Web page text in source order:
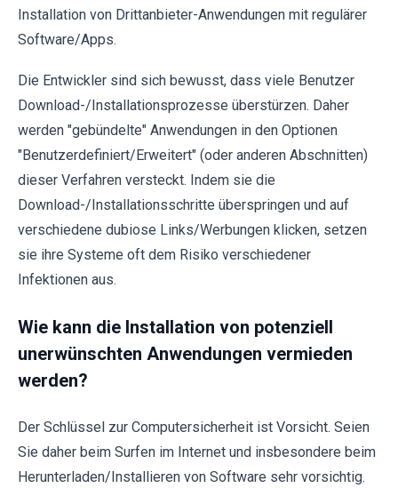
Installation von Drittanbieter-Anwendungen mit regulärer
Software/Apps.
Die Entwickler sind sich bewusst, dass viele Benutzer
Download-/Installationsprozesse überstürzen. Daher
werden "gebündelte" Anwendungen in den Optionen
"Benutzerdefiniert/Erweitert" (oder anderen Abschnitten)
dieser Verfahren versteckt. Indem sie die
Download-/Installationsschritte überspringen und auf
verschiedene dubiose Links/Werbungen klicken, setzen
sie ihre Systeme oft dem Risiko verschiedener
Infektionen aus.
Wie kann die Installation von potenziell
unerwünschten Anwendungen vermieden
werden?
Der Schlüssel zur Computersicherheit ist Vorsicht. Seien
Sie daher beim Surfen im Internet und insbesondere beim
Herunterladen/Installieren von Software sehr vorsichtig.